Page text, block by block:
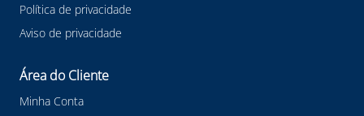
Política de privacidade
Aviso de privacidade
Área do Cliente
Minha Conta